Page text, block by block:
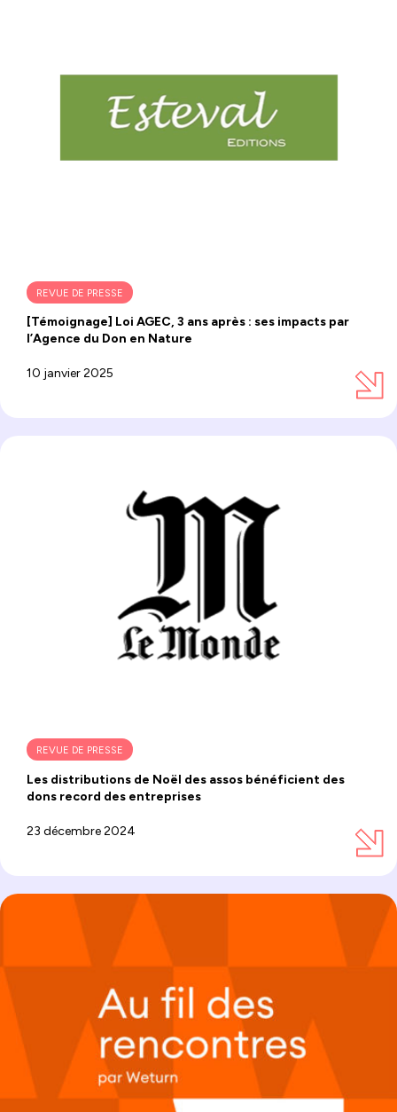
REVUE DE PRESSE
[Témoignage] Loi AGEC, 3 ans après : ses impacts par
l’Agence du Don en Nature
10 janvier 2025
REVUE DE PRESSE
Les distributions de Noël des assos bénéficient des
dons record des entreprises
23 décembre 2024